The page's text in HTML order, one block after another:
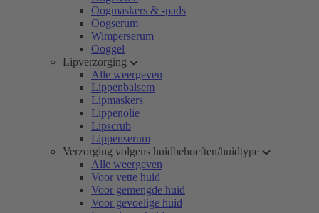
Oogmaskers & -pads
Oogserum
Wimperserum
Ooggel
Lipverzorging
Alle weergeven
Lippenbalsem
Lipmaskers
Lippenolie
Lipscrub
Lippenserum
Verzorging volgens huidbehoeften/huidtype
Alle weergeven
Voor vette huid
Voor gemengde huid
Voor gevoelige huid